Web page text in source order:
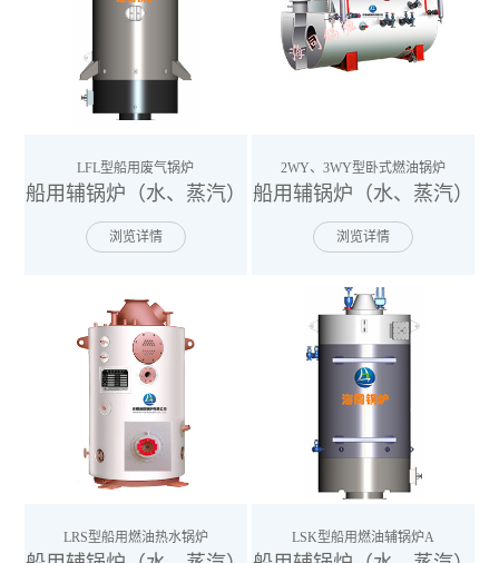
LFL型船用废气锅炉
船用辅锅炉（水、蒸汽）
浏览详情
2WY、3WY型卧式燃油锅炉
船用辅锅炉（水、蒸汽）
浏览详情
LRS型船用燃油热水锅炉 LSK型船用燃油辅锅炉A